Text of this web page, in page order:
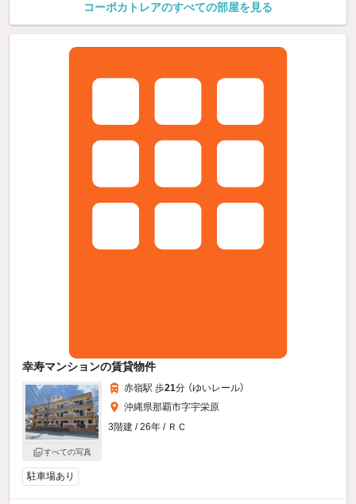
コーポカトレアのすべての部屋を見る
幸寿マンションの賃貸物件
すべての写真
赤嶺駅 歩21分 （ゆいレール）
沖縄県那覇市字宇栄原
3階建 / 26年 / ＲＣ
駐車場あり